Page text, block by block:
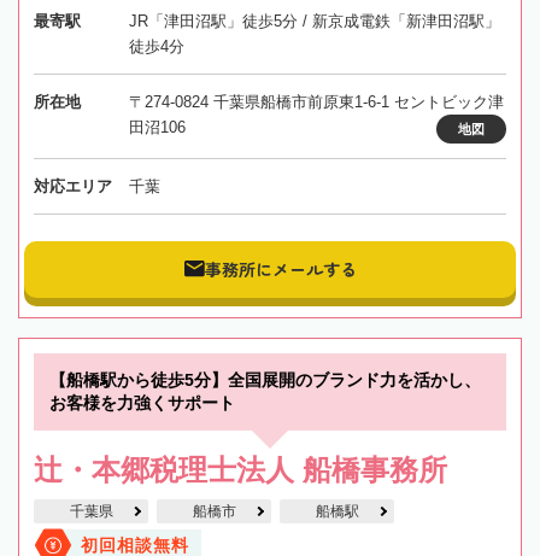
最寄駅
JR「津田沼駅」徒歩5分 / 新京成電鉄「新津田沼駅」
徒歩4分
所在地
〒274-0824 千葉県船橋市前原東1-6-1 セントビック津
田沼106
地図
対応エリア 千葉
事務所にメールする
【船橋駅から徒歩5分】全国展開のブランド力を活かし、
お客様を力強くサポート
辻・本郷税理士法人 船橋事務所
千葉県 船橋市 船橋駅
初回相談無料